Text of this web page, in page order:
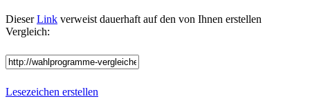
DieserLink verweist dauerhaft auf den von Ihnen erstellen
Vergleich:
Lesezeichen erstellen